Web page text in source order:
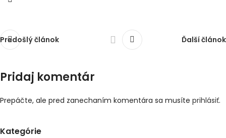
Predošlý článok Ďalší článok
Pridaj komentár
Prepáčte, ale pred zanechaním komentára sa musíte prihlásiť.
Kategórie